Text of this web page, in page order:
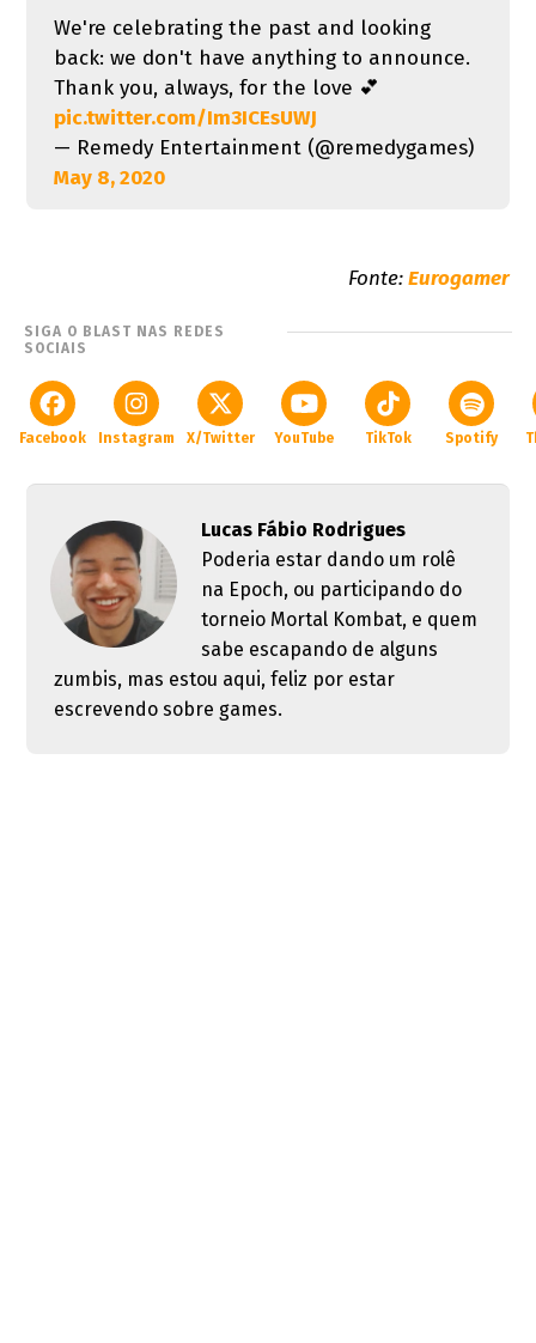
We're celebrating the past and looking
back: we don't have anything to announce.
Thank you, always, for the love 💕
pic.twitter.com/Im3ICEsUWJ
— Remedy Entertainment (@remedygames)
May 8, 2020
Fonte:Eurogamer
SIGA O BLAST NAS REDES
SOCIAIS
Facebook Instagram X/Twitter YouTube TikTok Spotify
Lucas Fábio Rodrigues
Poderia estar dando um rolê
na Epoch, ou participando do
torneio Mortal Kombat, e quem
sabe escapando de alguns
zumbis, mas estou aqui, feliz por estar
escrevendo sobre games.